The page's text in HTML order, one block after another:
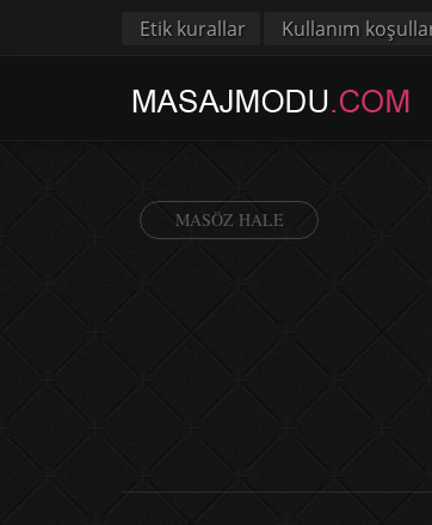
Etik kurallar Kullanım
MASÖZ HALE